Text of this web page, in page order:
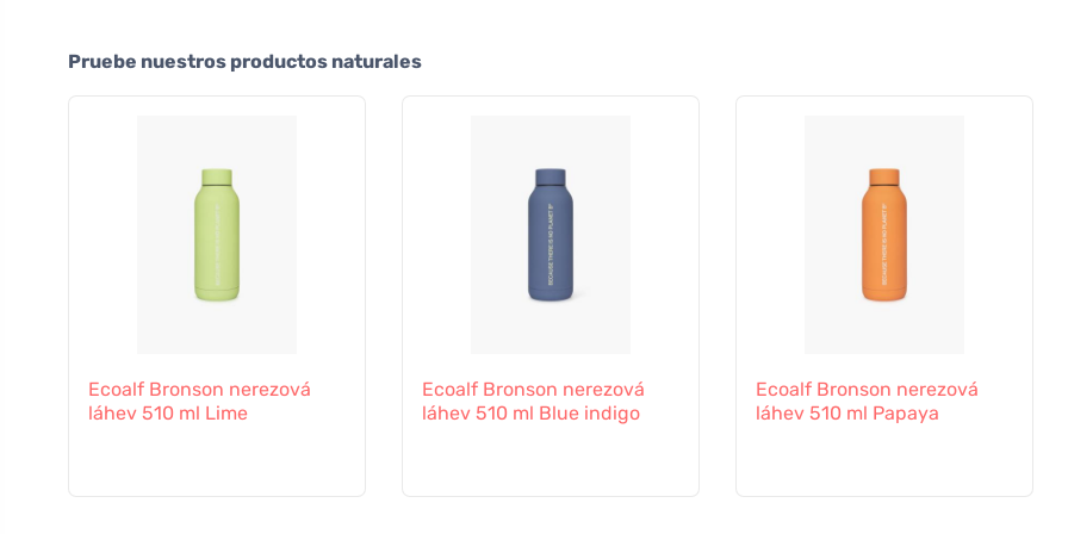
Pruebe nuestros productos naturales
Ecoalf Bronson nerezová
láhev 510 ml Lime
Ecoalf Bronson nerezová
láhev 510 ml Blue indigo
Ecoalf Bronson nerezová
láhev 510 ml Papaya